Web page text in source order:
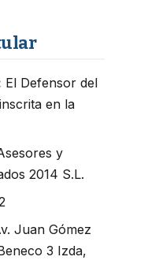
El Defensor del
en la
y
2014 S.L.
Juan Gómez
3 Izda,